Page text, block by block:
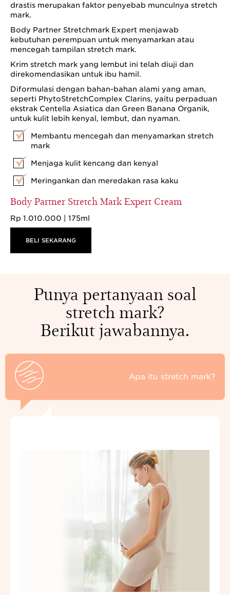
drastis merupakan faktor penyebab munculnya stretch
mark.
Body Partner Stretchmark Expert menjawab
kebutuhan perempuan untuk menyamarkan atau
mencegah tampilan stretch mark.
Krim stretch mark yang lembut ini telah diuji dan
direkomendasikan untuk ibu hamil.
Diformulasi dengan bahan-bahan alami yang aman,
seperti PhytoStretchComplex Clarins, yaitu perpaduan
ekstrak Centella Asiatica dan Green Banana Organik,
untuk kulit lebih kenyal, lembut, dan nyaman.
Membantu mencegah dan menyamarkan stretch
mark
Menjaga kulit kencang dan kenyal
Meringankan dan meredakan rasa kaku
Body Partner Stretch Mark Expert Cream
Rp 1.010.000 | 175ml
BELI SEKARANG
Punya pertanyaan soal
stretch mark?
Berikut jawabannya.
Apa itu stretch mark?